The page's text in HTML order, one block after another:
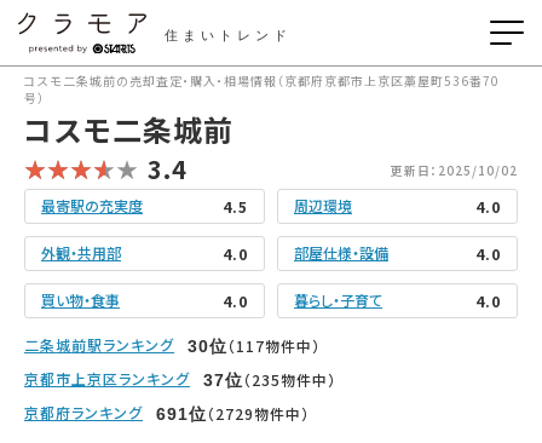
住まいトレンド
コスモ二条城前の売却査定・購入・相場情報（京都府京都市上京区藁屋町536番70
号）
コスモ二条城前
3.4 更新日：2025/10/02
最寄駅の充実度 4.5 周辺環境 4.0
外観・共用部 4.0 部屋仕様・設備 4.0
買い物・食事 4.0 暮らし・子育て 4.0
二条城前駅ランキング 30位（117物件中）
京都市上京区ランキング
37位（235物件中）
京都府ランキング
691位（2729物件中）